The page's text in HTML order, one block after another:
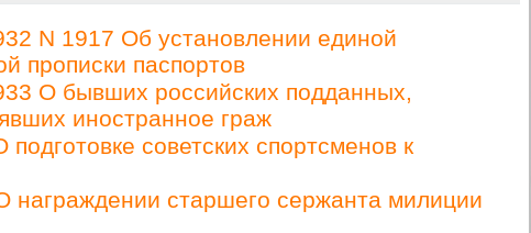
N 1917 Об установлении единой
прописки паспортов
О бывших российских подданных,
иностранное граж
советских спортсменов к
старшего сержанта милиции